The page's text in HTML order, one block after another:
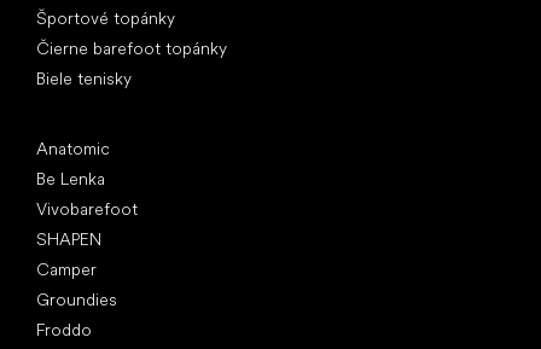
Športové topánky
Čierne barefoot topánky
Biele tenisky
Anatomic
Be Lenka
Vivobarefoot
SHAPEN
Camper
Groundies
Froddo